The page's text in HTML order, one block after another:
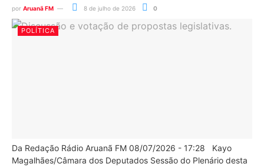
por Aruanã FM 8 de julho de 2026 0
POLÍTICA
Da Redação Rádio Aruanã FM 08/07/2026 - 17:28 Kayo
Magalhães/Câmara dos Deputados Sessão do Plenário desta